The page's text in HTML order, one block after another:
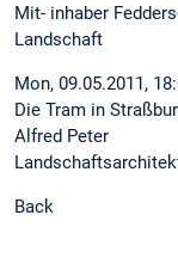
Mit- inhaber
Landschaft
Mon, 09.05.2011,
Die Tram in
Alfred Peter
Back